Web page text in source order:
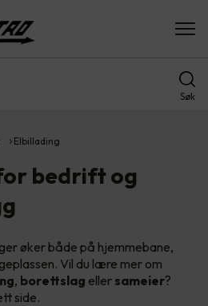
Søk
Elbillading
bedrift og
øker både på hjemmebane,
Vil du lære mer om
, borettslag eller sameier?
side.